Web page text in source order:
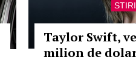
STIRI
Taylor Swift,
milion de